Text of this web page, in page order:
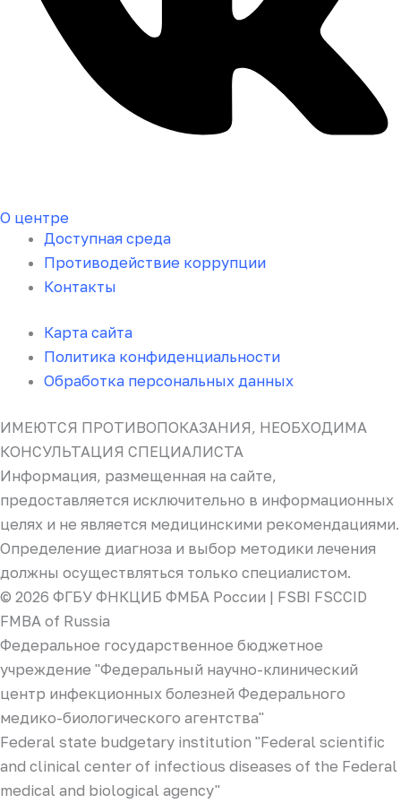
О центре
Доступная среда
Противодействие коррупции
Контакты
Карта сайта
Политика конфиденциальности
Обработка персональных данных
ИМЕЮТСЯ ПРОТИВОПОКАЗАНИЯ, НЕОБХОДИМА
КОНСУЛЬТАЦИЯ СПЕЦИАЛИСТА
Информация, размещенная на сайте,
предоставляется исключительно в информационных
целях и не является медицинскими рекомендациями.
Определение диагноза и выбор методики лечения
должны осуществляться только специалистом.
© 2026 ФГБУ ФНКЦИБ ФМБА России | FSBI FSCCID
FMBA of Russia
Федеральное государственное бюджетное
учреждение "Федеральный научно-клинический
центр инфекционных болезней Федерального
медико-биологического агентства"
Federal state budgetary institution "Federal scientific
and clinical center of infectious diseases of the Federal
medical and biological agency"